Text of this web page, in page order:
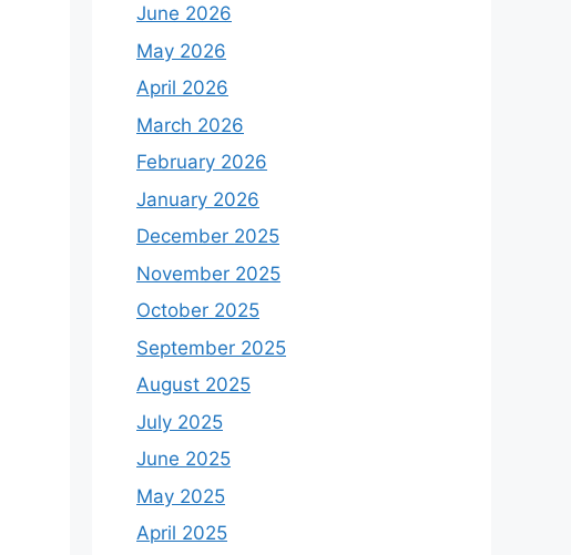
June 2026
May 2026
April 2026
March 2026
February 2026
January 2026
December 2025
November 2025
October 2025
September 2025
August 2025
July 2025
June 2025
May 2025
April 2025